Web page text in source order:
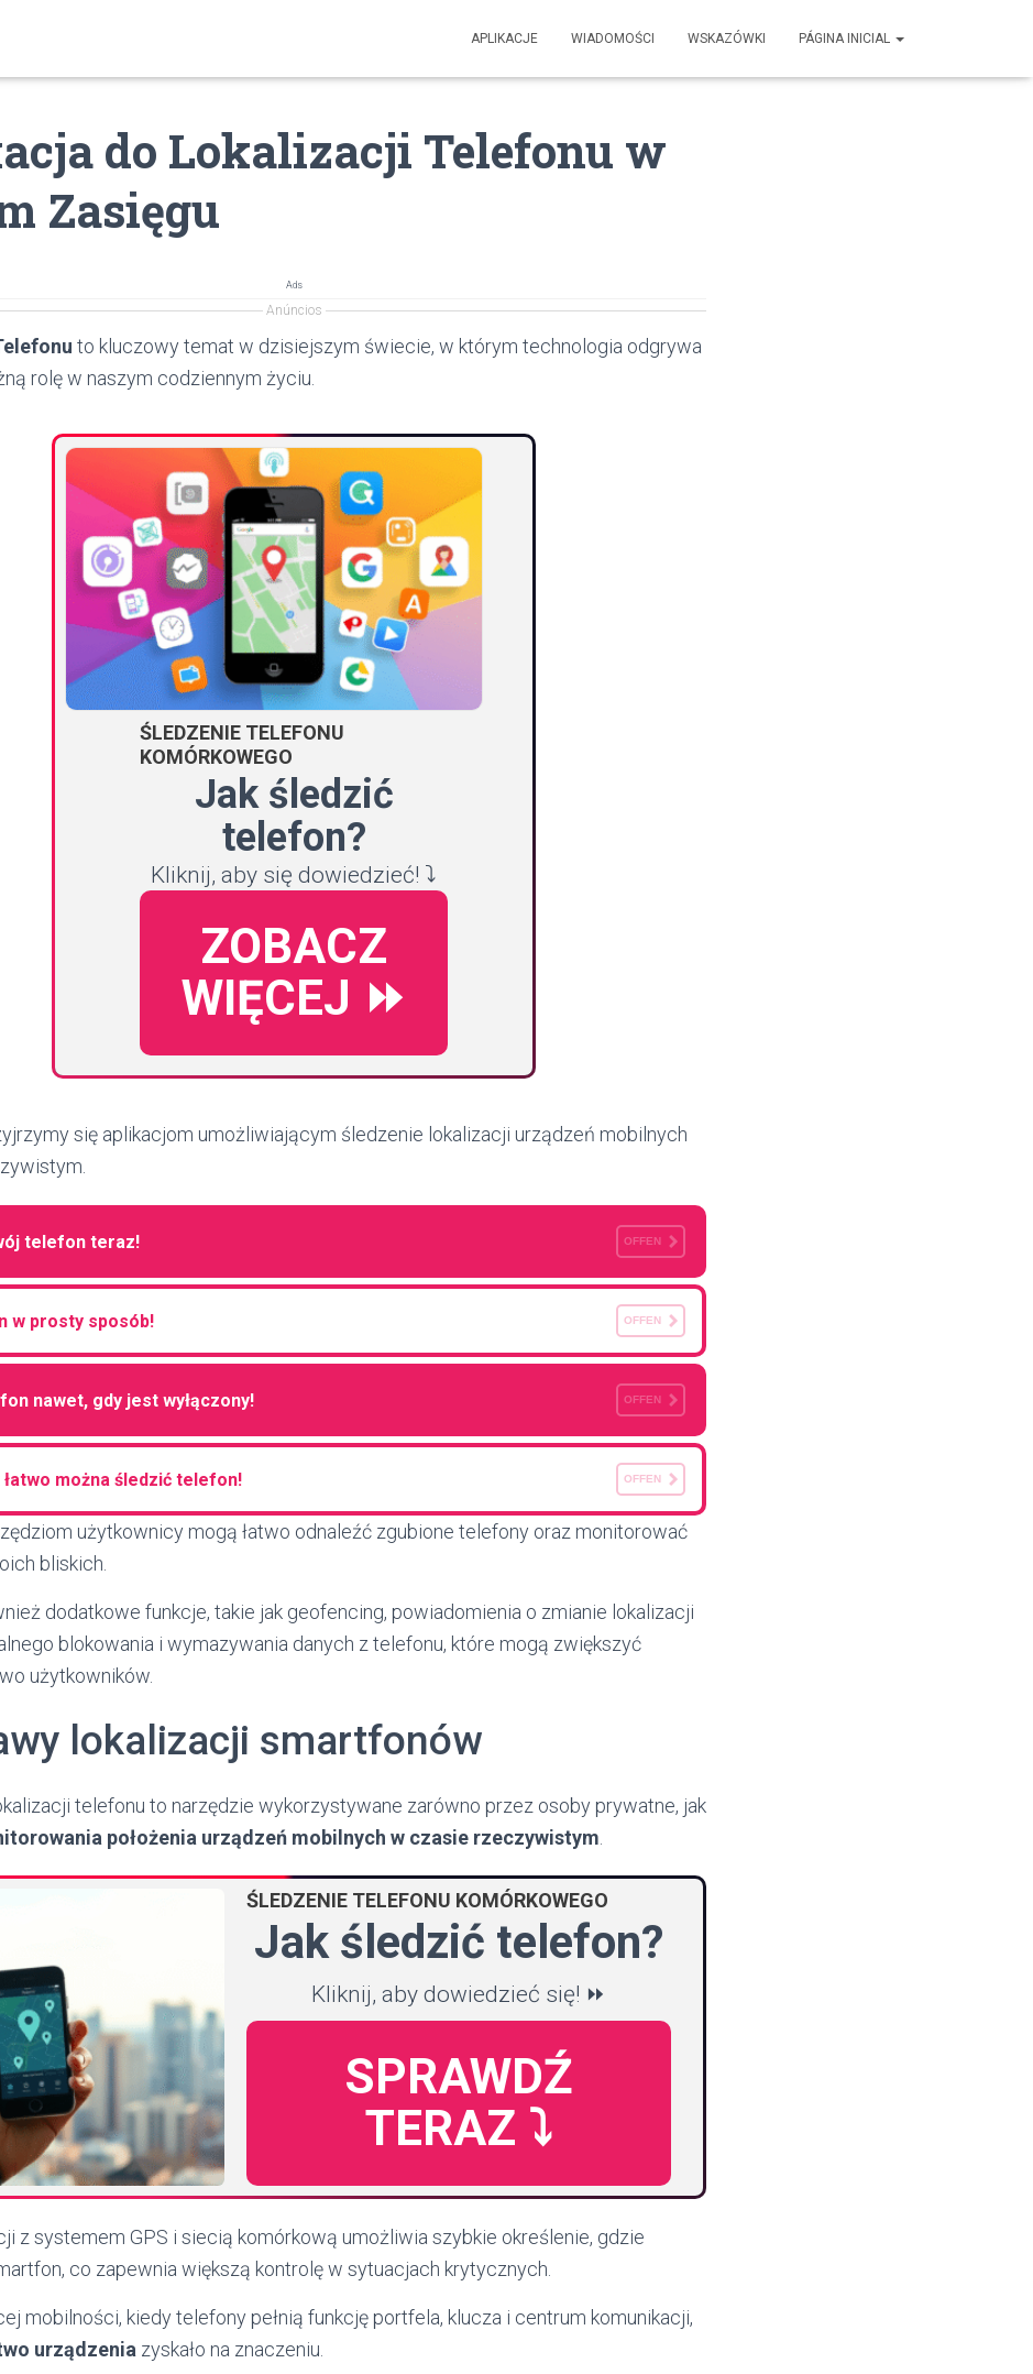
APLIKACJE WIADOMOŚCI WSKAZÓWKI PÁGINA INICIAL
do Lokalizacji Telefonu w
Zasięgu
Ads
Anúncios
to kluczowy temat w dzisiejszym świecie, w którym technologia odgrywa
rolę w naszym codziennym życiu.
ŚLEDZENIE TELEFONU
KOMÓRKOWEGO
Jak śledzić
telefon?
Kliknij, aby się dowiedzieć! ⤵️
ZOBACZ
WIĘCEJ ⏩
się aplikacjom umożliwiającym śledzenie lokalizacji urządzeń mobilnych
telefon teraz! OFFEN
w prosty sposób! OFFEN
nawet, gdy jest wyłączony! OFFEN
łatwo można śledzić telefon! OFFEN
użytkownicy mogą łatwo odnaleźć zgubione telefony oraz monitorować
bliskich.
dodatkowe funkcje, takie jak geofencing, powiadomienia o zmianie lokalizacji
blokowania i wymazywania danych z telefonu, które mogą zwiększyć
użytkowników.
lokalizacji smartfonów
telefonu to narzędzie wykorzystywane zarówno przez osoby prywatne, jak
położenia urządzeń mobilnych w czasie rzeczywistym
ŚLEDZENIE TELEFONU KOMÓRKOWEGO
Jak śledzić telefon?
Kliknij, aby dowiedzieć się! ⏩
SPRAWDŹ
TERAZ ⤵️
z systemem GPS i siecią komórkową umożliwia szybkie określenie, gdzie
co zapewnia większą kontrolę w sytuacjach krytycznych.
mobilności, kiedy telefony pełnią funkcję portfela, klucza i centrum komunikacji,
urządzenia zyskało na znaczeniu.